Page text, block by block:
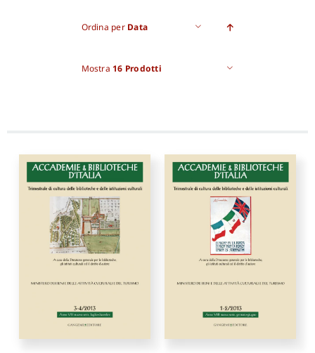
Ordina per Data
Mostra 16 Prodotti